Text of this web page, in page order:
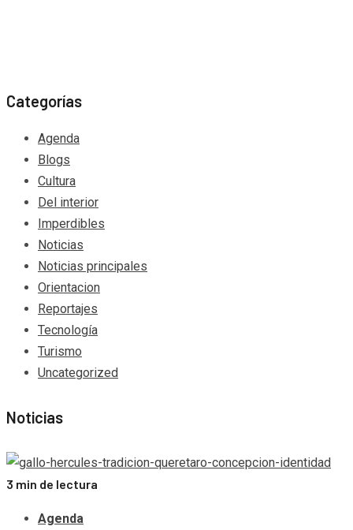
Categorías
Agenda
Blogs
Cultura
Del interior
Imperdibles
Noticias
Noticias principales
Orientacion
Reportajes
Tecnología
Turismo
Uncategorized
Noticias
3 min de lectura
Agenda